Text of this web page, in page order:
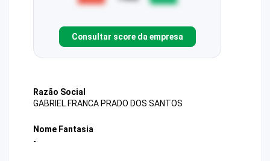
Consultar score da empresa
Razão Social
GABRIEL FRANCA PRADO DOS SANTOS
Nome Fantasia
-